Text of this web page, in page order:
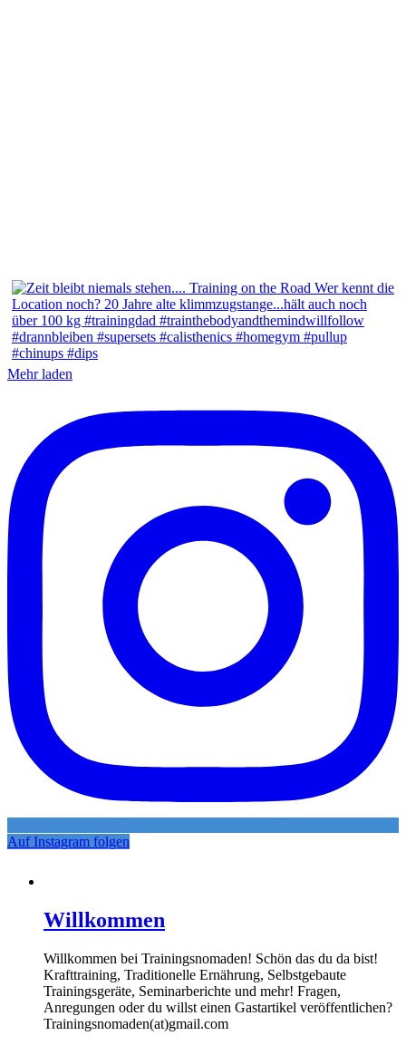
Mehr laden
Auf Instagram folgen
Willkommen
Willkommen bei Trainingsnomaden! Schön das du da bist!
Krafttraining, Traditionelle Ernährung, Selbstgebaute
Trainingsgeräte, Seminarberichte und mehr! Fragen,
Anregungen oder du willst einen Gastartikel veröffentlichen?
Trainingsnomaden(at)gmail.com